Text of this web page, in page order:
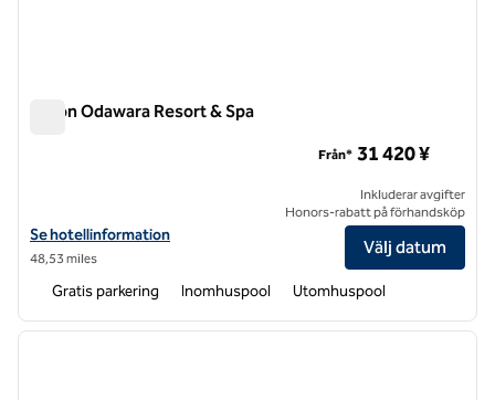
Hilton Odawara Resort & Spa
Visa hotelluppgifter för Hilton Odawara Resort & Spa
Se hotellinformation
48,53 miles
Från* 31 420 ¥
Inkluderar avgifter
Honors-rabatt på förhandsköp
Välj datum
Gratis parkering Inomhuspool Utomhuspool
1 av 9
nästa